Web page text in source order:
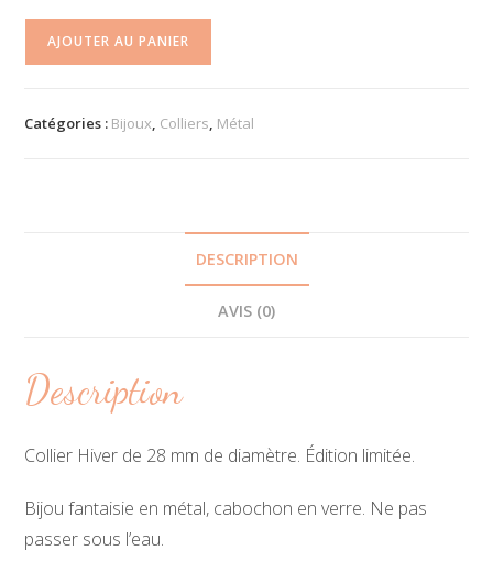
AJOUTER AU PANIER
Catégories : Bijoux, Colliers, Métal
DESCRIPTION
AVIS (0)
Description
Collier Hiver de 28 mm de diamètre. Édition limitée.
Bijou fantaisie en métal, cabochon en verre. Ne pas
passer sous l’eau.